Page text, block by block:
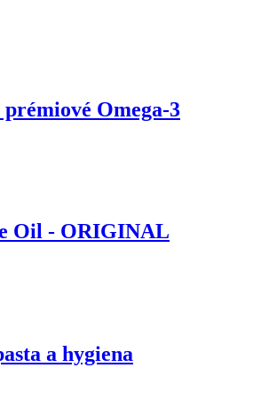
Omega-3
Oil - ORIGINAL
a hygiena